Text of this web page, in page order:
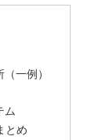
一例）
ム
とめ